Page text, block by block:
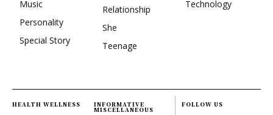
Music
Personality
Special Story
Relationship
She
Teenage
Technology
HEALTH WELLNESS INFORMATIVE
MISCELLANEOUS
FOLLOW US